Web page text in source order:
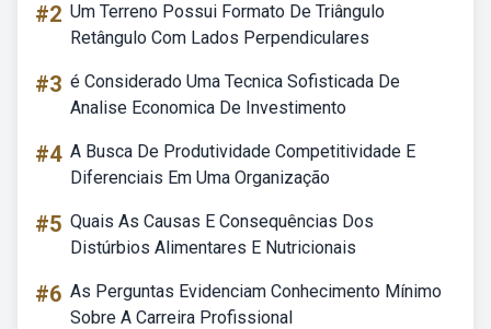
#2 Um Terreno Possui Formato De Triângulo
Retângulo Com Lados Perpendiculares
#3 é Considerado Uma Tecnica Sofisticada De
Analise Economica De Investimento
#4 A Busca De Produtividade Competitividade E
Diferenciais Em Uma Organização
#5 Quais As Causas E Consequências Dos
Distúrbios Alimentares E Nutricionais
#6 As Perguntas Evidenciam Conhecimento Mínimo
Sobre A Carreira Profissional